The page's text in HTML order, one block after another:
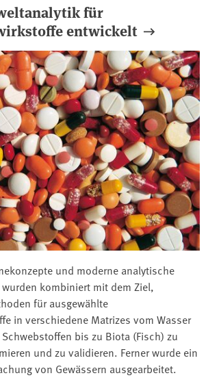
für
entwickelt
und moderne analytische
kombiniert mit dem Ziel,
für ausgewählte
in verschiedene Matrizes vom Wasser
bis zu Biota (Fisch) zu
und zu validieren. Ferner wurde ein
von Gewässern ausgearbeitet.